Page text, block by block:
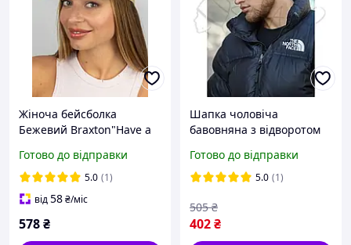
Жіноча бейсболка
Бежевий Braxton"Have a
Готово до відправки
5.0 (1)
від58₴/міс
578₴
Шапка чоловіча
бавовняна з відворотом
об'ємна в'язка модель
Канзас Braxton 4732
Готово до відправки
5.0 (1)
402₴
505 ₴